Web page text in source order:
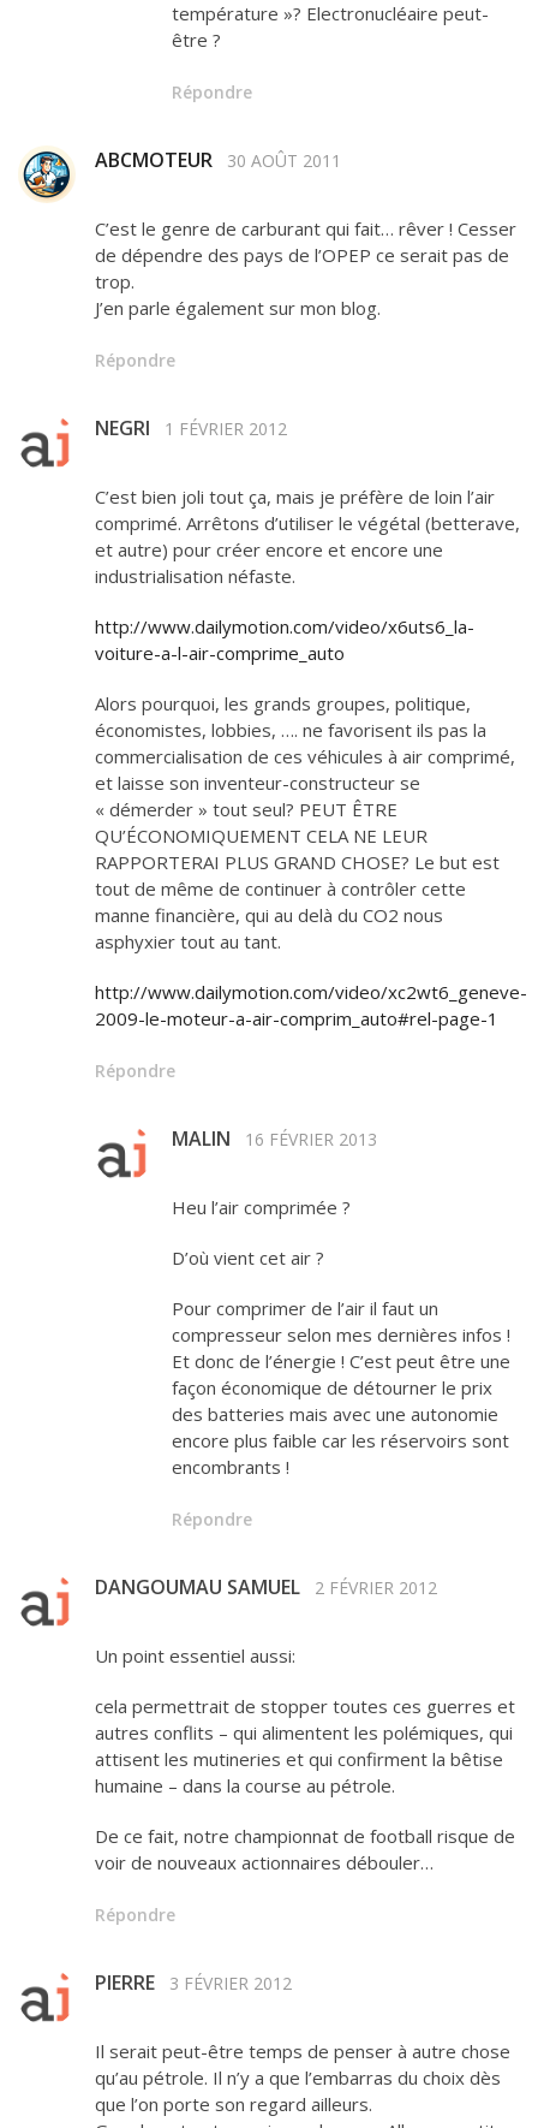
température »? Electronucléaire peut-
être ?
Répondre
ABCMOTEUR 30 AOÛT 2011
C’est le genre de carburant qui fait… rêver ! Cesser
de dépendre des pays de l’OPEP ce serait pas de
trop.
J’en parle également sur mon blog.
Répondre
NEGRI 1 FÉVRIER 2012
C’est bien joli tout ça, mais je préfère de loin l’air
comprimé. Arrêtons d’utiliser le végétal (betterave,
et autre) pour créer encore et encore une
industrialisation néfaste.
http://www.dailymotion.com/video/x6uts6_la-
voiture-a-l-air-comprime_auto
Alors pourquoi, les grands groupes, politique,
économistes, lobbies, …. ne favorisent ils pas la
commercialisation de ces véhicules à air comprimé,
et laisse son inventeur-constructeur se
« démerder » tout seul? PEUT ÊTRE
QU’ÉCONOMIQUEMENT CELA NE LEUR
RAPPORTERAI PLUS GRAND CHOSE? Le but est
tout de même de continuer à contrôler cette
manne financière, qui au delà du CO2 nous
asphyxier tout au tant.
http://www.dailymotion.com/video/xc2wt6_geneve-
2009-le-moteur-a-air-comprim_auto#rel-page-1
Répondre
MALIN 16 FÉVRIER 2013
Heu l’air comprimée ?
D’où vient cet air ?
Pour comprimer de l’air il faut un
compresseur selon mes dernières infos !
Et donc de l’énergie ! C’est peut être une
façon économique de détourner le prix
des batteries mais avec une autonomie
encore plus faible car les réservoirs sont
encombrants !
Répondre
DANGOUMAU SAMUEL 2 FÉVRIER 2012
Un point essentiel aussi:
cela permettrait de stopper toutes ces guerres et
autres conflits – qui alimentent les polémiques, qui
attisent les mutineries et qui confirment la bêtise
humaine – dans la course au pétrole.
De ce fait, notre championnat de football risque de
voir de nouveaux actionnaires débouler…
Répondre
PIERRE 3 FÉVRIER 2012
Il serait peut-être temps de penser à autre chose
qu’au pétrole. Il n’y a que l’embarras du choix dès
que l’on porte son regard ailleurs.